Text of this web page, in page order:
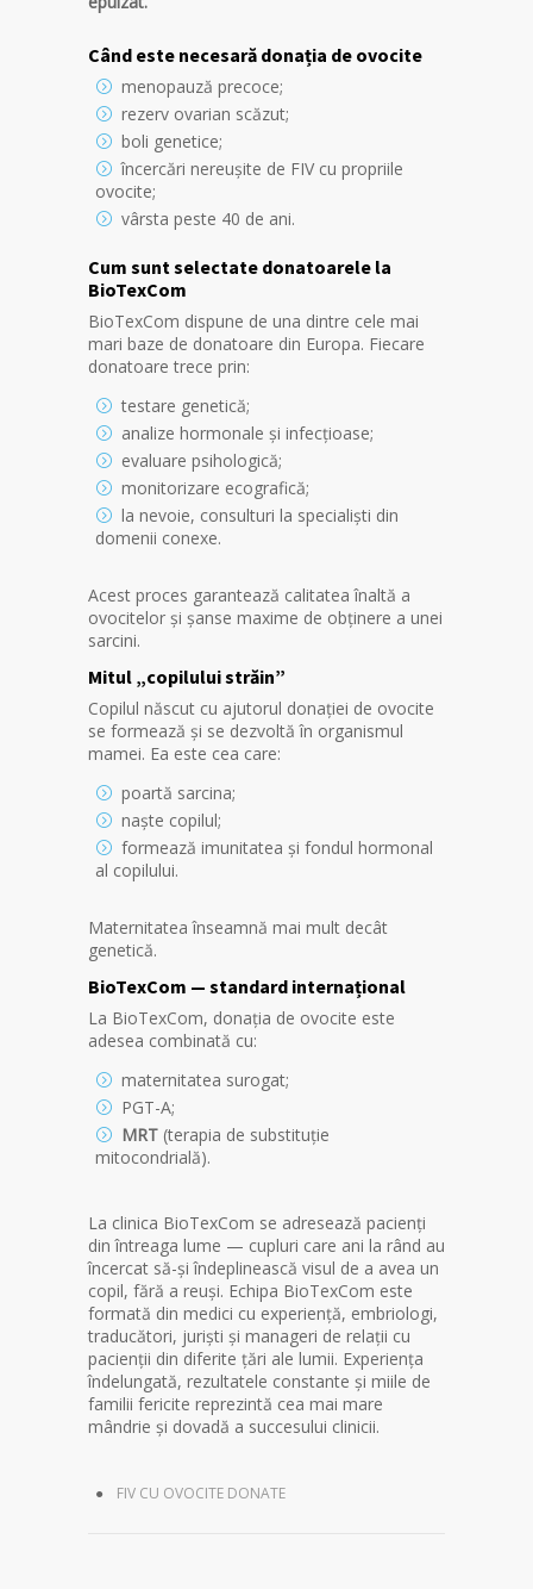
Când este necesară donația de ovocite
menopauză precoce;
rezerv ovarian scăzut;
boli genetice;
încercări nereușite de FIV cu propriile
ovocite;
vârsta peste 40 de ani.
Cum sunt selectate donatoarele la
BioTexCom
BioTexCom dispune de una dintre cele mai
mari baze de donatoare din Europa. Fiecare
donatoare trece prin:
testare genetică;
analize hormonale și infecțioase;
evaluare psihologică;
monitorizare ecografică;
la nevoie, consulturi la specialiști din
domenii conexe.
Acest proces garantează calitatea înaltă a
ovocitelor și șanse maxime de obținere a unei
sarcini.
Mitul „copilului străin”
Copilul născut cu ajutorul donației de ovocite
se formează și se dezvoltă în organismul
mamei. Ea este cea care:
poartă sarcina;
naște copilul;
formează imunitatea și fondul hormonal
al copilului.
Maternitatea înseamnă mai mult decât
genetică.
BioTexCom — standard internațional
La BioTexCom, donația de ovocite este
adesea combinată cu:
maternitatea surogat;
PGT-A;
MRT (terapia de substituție
mitocondrială).
La clinica BioTexCom se adresează pacienți
din întreaga lume — cupluri care ani la rând au
încercat să-și îndeplinească visul de a avea un
copil, fără a reuși. Echipa BioTexCom este
formată din medici cu experiență, embriologi,
traducători, juriști și manageri de relații cu
pacienții din diferite țări ale lumii. Experiența
îndelungată, rezultatele constante și miile de
familii fericite reprezintă cea mai mare
mândrie și dovadă a succesului clinicii.
FIV CU OVOCITE DONATE